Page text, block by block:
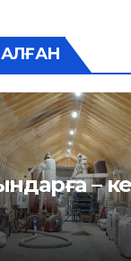
АЛҒАН
– кең